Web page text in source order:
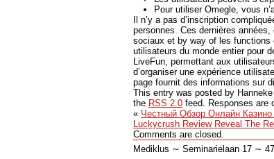
Pour utiliser Omegle, vous
Il n’y a pas d’inscription
personnes. Ces dernières
sociaux et by way of les functions
utilisateurs du monde entier pour
LiveFun, permettant aux
d’organiser une expérience
page fournit des informations sur
This entry was posted by
the RSS 2.0 feed. Responses are
« Честный Обзор Онлайн
Luckycrush Review Reveal The
Comments are closed.
Mediklus ∼ Seminarielaan 17 ∼